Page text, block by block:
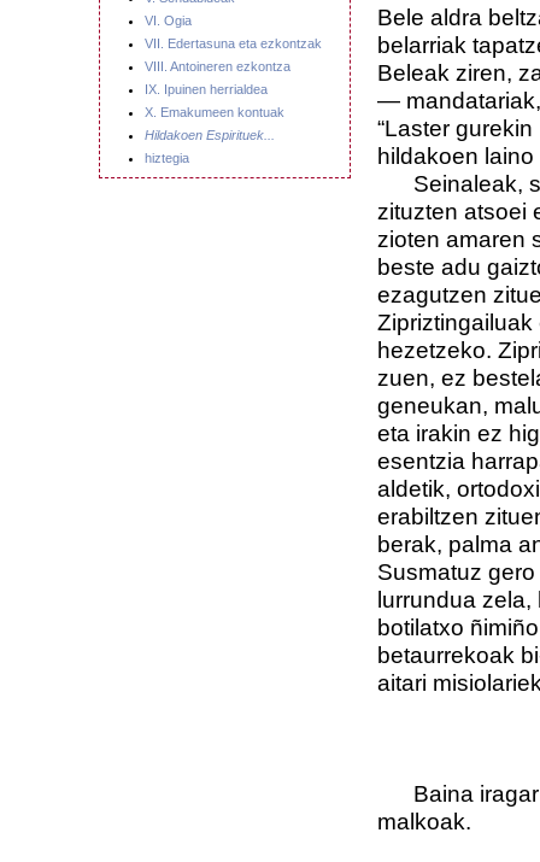
VI. Ogia
VII. Edertasuna eta ezkontzak
VIII. Antoineren ezkontza
IX. Ipuinen herrialdea
X. Emakumeen kontuak
Hildakoen Espirituek...
hiztegia
Bele aldra
belarriak
Beleak ziren,
—
“Laster
hildakoen laino
Seinaleak,
zituzten atsoei
zioten amaren
beste adu
ezagutzen
hezetzeko.
zuen, ez
geneukan,
eta irakin ez
esentzia
aldetik,
erabiltzen
berak, palma
Susmatuz
lurrundua
botilatxo
betaurrekoak
aitari
Baina
malkoak.